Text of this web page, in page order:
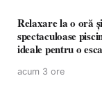
Relaxare la o oră
spectaculoase
ideale pentru o
acum 3 ore